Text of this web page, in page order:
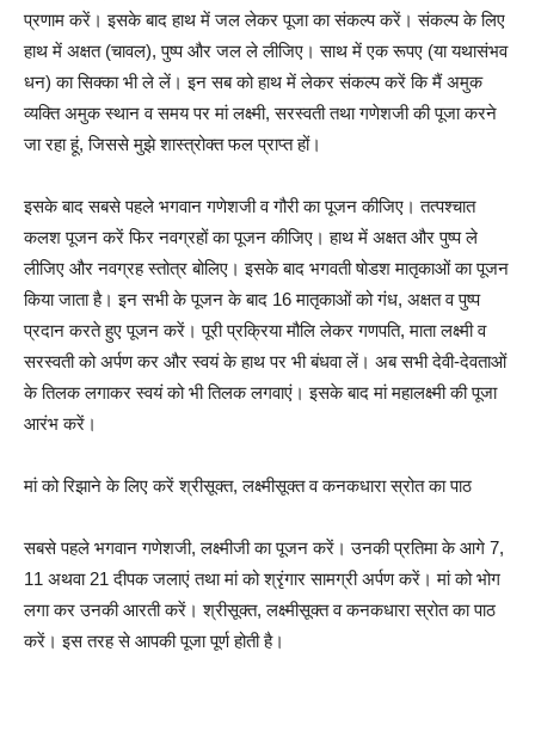
प्रणाम करें। इसके बाद हाथ में जल लेकर पूजा का संकल्प करें। संकल्प के लिए
हाथ में अक्षत (चावल), पुष्प और जल ले लीजिए। साथ में एक रूपए (या यथासंभव
धन) का सिक्का भी ले लें। इन सब को हाथ में लेकर संकल्प करें कि मैं अमुक
व्यक्ति अमुक स्थान व समय पर मां लक्ष्मी, सरस्वती तथा गणेशजी की पूजा करने
जा रहा हूं, जिससे मुझे शास्त्रोक्त फल प्राप्त हों।
इसके बाद सबसे पहले भगवान गणेशजी व गौरी का पूजन कीजिए। तत्पश्चात
कलश पूजन करें फिर नवग्रहों का पूजन कीजिए। हाथ में अक्षत और पुष्प ले
लीजिए और नवग्रह स्तोत्र बोलिए। इसके बाद भगवती षोडश मातृकाओं का पूजन
किया जाता है। इन सभी के पूजन के बाद 16 मातृकाओं को गंध, अक्षत व पुष्प
प्रदान करते हुए पूजन करें। पूरी प्रक्रिया मौलि लेकर गणपति, माता लक्ष्मी व
सरस्वती को अर्पण कर और स्वयं के हाथ पर भी बंधवा लें। अब सभी देवी-देवताओं
के तिलक लगाकर स्वयं को भी तिलक लगवाएं। इसके बाद मां महालक्ष्मी की पूजा
आरंभ करें।
मां को रिझाने के लिए करें श्रीसूक्त, लक्ष्मीसूक्त व कनकधारा स्रोत का पाठ
सबसे पहले भगवान गणेशजी, लक्ष्मीजी का पूजन करें। उनकी प्रतिमा के आगे 7,
11 अथवा 21 दीपक जलाएं तथा मां को श्रृंगार सामग्री अर्पण करें। मां को भोग
लगा कर उनकी आरती करें। श्रीसूक्त, लक्ष्मीसूक्त व कनकधारा स्रोत का पाठ
करें। इस तरह से आपकी पूजा पूर्ण होती है।